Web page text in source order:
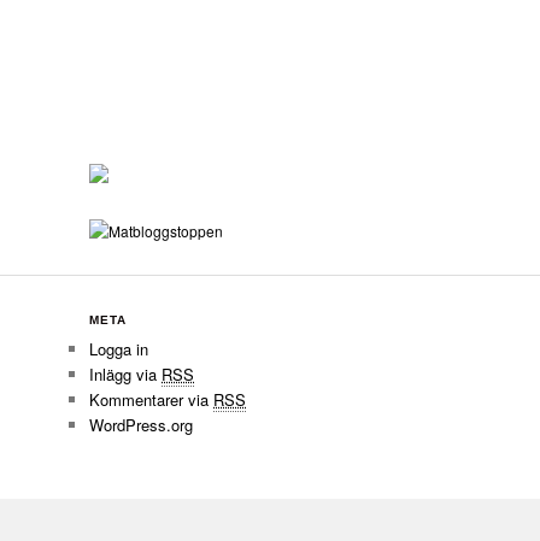
META
Logga in
Inlägg via RSS
Kommentarer via RSS
WordPress.org